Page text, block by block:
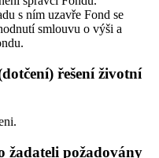
s ním uzavře Fond se
smlouvu o výši a
řešení životní
žadateli požadovány